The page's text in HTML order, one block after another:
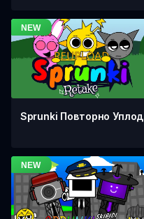
Sprunki Повторно Уплод